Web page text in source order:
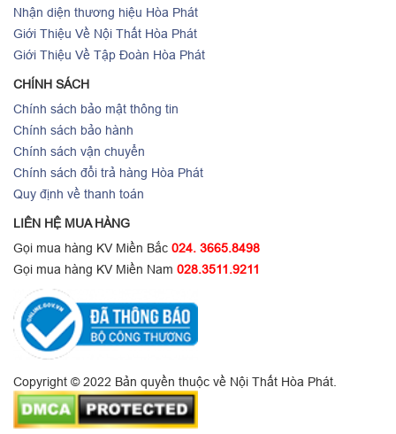
Nhận diện thương hiệu Hòa Phát
Giới Thiệu Về Nội Thất Hòa Phát
Giới Thiệu Về Tập Đoàn Hòa Phát
CHÍNH SÁCH
Chính sách bảo mật thông tin
Chính sách bảo hành
Chính sách vận chuyển
Chính sách đổi trả hàng Hòa Phát
Quy định về thanh toán
LIÊN HỆ MUA HÀNG
Gọi mua hàng KV Miền Bắc 024. 3665.8498
Gọi mua hàng KV Miền Nam 028.3511.9211
Copyright © 2022 Bản quyền thuộc về Nội Thất Hòa Phát.